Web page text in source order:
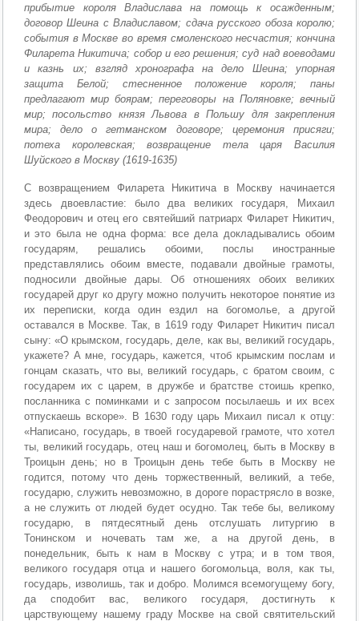
прибытие короля Владислава на помощь к осажденным;
договор Шеина с Владиславом; сдача русского обоза королю;
события в Москве во время смоленского несчастия; кончина
Филарета Никитича; собор и его решения; суд над воеводами
и казнь их; взгляд хронографа на дело Шеина; упорная
защита Белой; стесненное положение короля; паны
предлагают мир боярам; переговоры на Поляновке; вечный
мир; посольство князя Львова в Польшу для закрепления
мира; дело о гетманском договоре; церемония присяги;
потеха королевская; возвращение тела царя Василия
Шуйского в Москву (1619-1635)
С возвращением Филарета Никитича в Москву начинается
здесь двоевластие: было два великих государя, Михаил
Феодорович и отец его святейший патриарх Филарет Никитич,
и это была не одна форма: все дела докладывались обоим
государям, решались обоими, послы иностранные
представлялись обоим вместе, подавали двойные грамоты,
подносили двойные дары. Об отношениях обоих великих
государей друг ко другу можно получить некоторое понятие из
их переписки, когда один ездил на богомолье, а другой
оставался в Москве. Так, в 1619 году Филарет Никитич писал
сыну: «О крымском, государь, деле, как вы, великий государь,
укажете? А мне, государь, кажется, чтоб крымским послам и
гонцам сказать, что вы, великий государь, с братом своим, с
государем их с царем, в дружбе и братстве стоишь крепко,
посланника с поминками и с запросом посылаешь и их всех
отпускаешь вскоре». В 1630 году царь Михаил писал к отцу:
«Написано, государь, в твоей государевой грамоте, что хотел
ты, великий государь, отец наш и богомолец, быть в Москву в
Троицын день; но в Троицын день тебе быть в Москву не
годится, потому что день торжественный, великий, а тебе,
государю, служить невозможно, в дороге порастрясло в возке,
а не служить от людей будет осудно. Так тебе бы, великому
государю, в пятдесятный день отслушать литургию в
Тонинском и ночевать там же, а на другой день, в
понедельник, быть к нам в Москву с утра; и в том твоя,
великого государя отца и нашего богомольца, воля, как ты,
государь, изволишь, так и добро. Молимся всемогущему богу,
да сподобит вас, великого государя, достигнуть к
царствующему нашему граду Москве на свой святительский